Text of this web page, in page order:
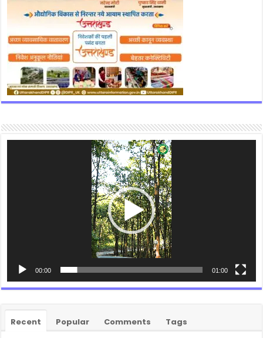
00:00 01:00
Recent Popular Comments Tags